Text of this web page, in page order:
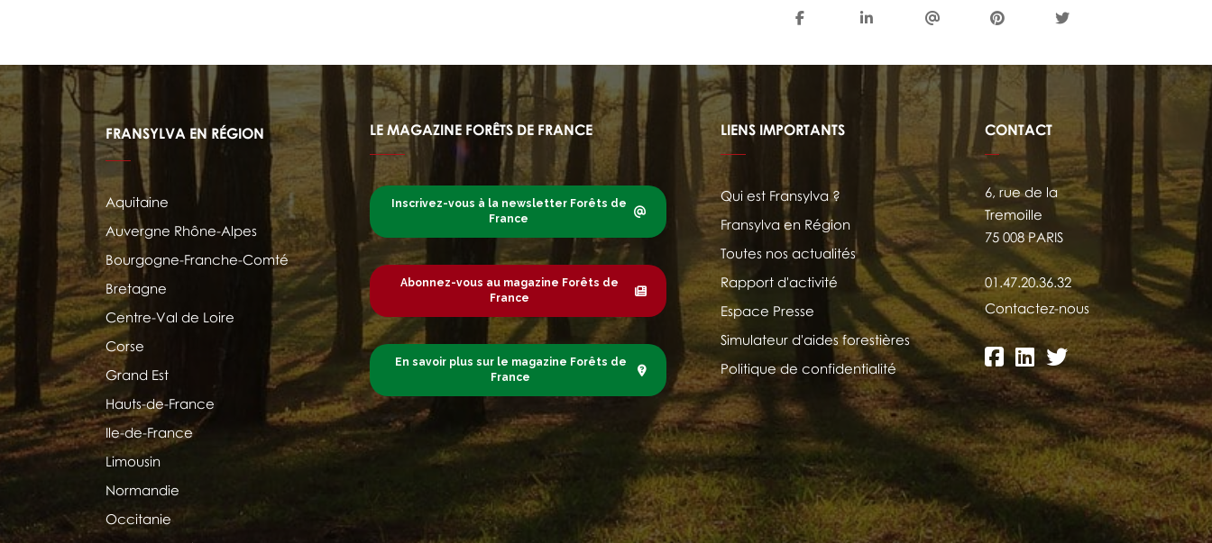
FRANSYLVA EN RÉGION
Aquitaine
Auvergne Rhône-Alpes
Bourgogne-Franche-Comté
Bretagne
Centre-Val de Loire
Corse
Grand Est
Hauts-de-France
Ile-de-France
Limousin
Normandie
Occitanie
LE MAGAZINE FORÊTS DE FRANCE
Inscrivez-vous à la newsletter Forêts de
France
Abonnez-vous au magazine Forêts de
France
En savoir plus sur le magazine Forêts de
France
LIENS IMPORTANTS
Qui est Fransylva ?
Fransylva en Région
Toutes nos actualités
Rapport d'activité
Espace Presse
Simulateur d'aides forestières
Politique de confidentialité
CONTACT
6, rue de la
Tremoille
75 008 PARIS
01.47.20.36.32
Contactez-nous